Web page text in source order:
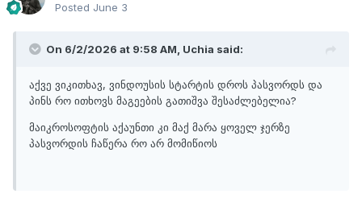
Posted June 3
On 6/2/2026 at 9:58 AM, Uchia said:
აქვე ვიკითხავ, ვინდოუსის სტარტის დროს პასვორდს და
პინს რო ითხოვს მაგეების გათიშვა შესაძლებელია?
მაიკროსოფტის აქაუნთი კი მაქ მარა ყოველ ჯერზე
პასვორდის ჩაწერა რო არ მომიწიოს